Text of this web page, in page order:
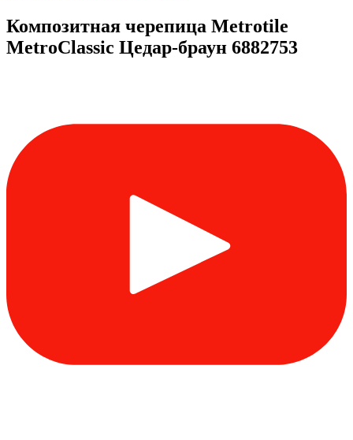
Композитная черепица Metrotile
MetroClassic Цедар-браун 6882753